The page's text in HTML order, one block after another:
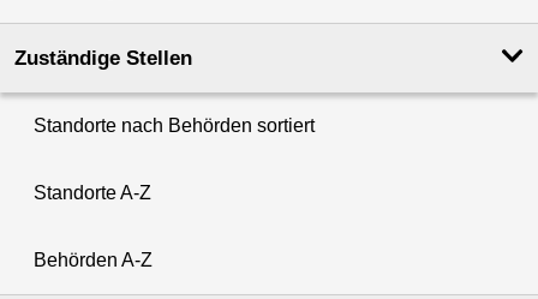
Zuständige Stellen
Standorte nach Behörden sortiert
Standorte A-Z
Behörden A-Z